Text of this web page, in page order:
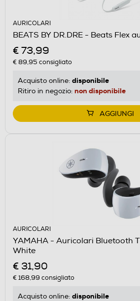
AURICOLARI
BEATS BY DR.DRE - Beats Flex
€ 73,99
€ 89,95 consigliato
Acquisto online: disponibile
Ritiro in negozio: non disponibile
AGGIUNGI
AURICOLARI
YAMAHA - Auricolari Bluetooth
White
€ 31,90
€ 168,99 consigliato
Acquisto online: disponibile